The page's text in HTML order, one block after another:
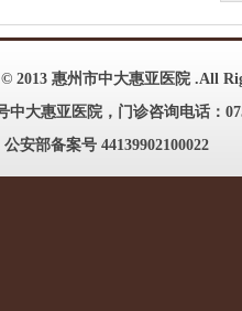
2013 惠州市中大惠亚医院 .All
大惠亚医院，门诊咨询电话：
公安部备案号 44139902100022